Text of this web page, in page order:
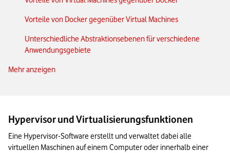
Vorteile von Docker gegenüber Virtual Machines
Unterschiedliche Abstraktionsebenen für verschiedene
Anwendungsgebiete
Unterschiede in der Praxis am Beispiel einer Webserver-
Mehr anzeigen
Hypervisor und Virtualisierungsfunktionen
Eine Hypervisor-Software erstellt und verwaltet dabei alle
virtuellen Maschinen auf einem Computer oder innerhalb einer